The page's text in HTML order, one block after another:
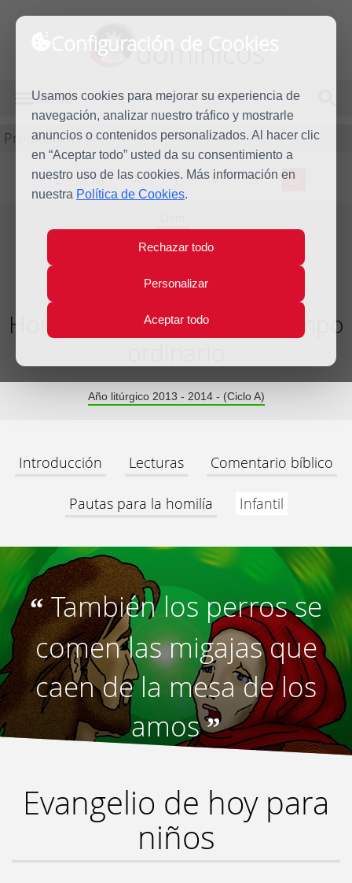
Configuración de Cookies
Usamos cookies para mejorar su experiencia de
navegación, analizar nuestro tráfico y mostrarle
anuncios o contenidos personalizados. Al hacer clic
en “Aceptar todo” usted da su consentimiento a
nuestro uso de las cookies. Más información en
nuestra Política de Cookies.
Rechazar todo
Personalizar
Aceptar todo
dominicos
MENÚ
Predicación
L M X J V S D
17
Ago
Homilía XX Domingo del tiempo
Año litúrgico 2013 - 2014 - (Ciclo A)
Introducción Lecturas Comentario bíblico
Pautas para la homilía Infantil
“También los perros se
comen las migajas que
caen de la mesa de los
amos”
Evangelio de hoy para
niños